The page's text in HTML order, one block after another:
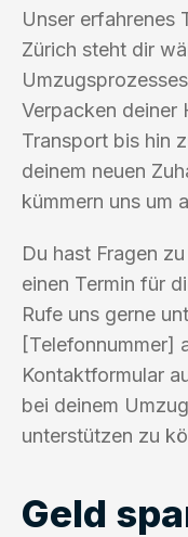
Unser erfahrenes
Zürich steht dir
Verpacken deiner
Transport bis hin
deinem neuen
kümmern uns um
Du hast Fragen
einen Termin für
Rufe uns gerne
[Telefonnummer]
Kontaktformular
bei deinem
unterstützen zu
Geld